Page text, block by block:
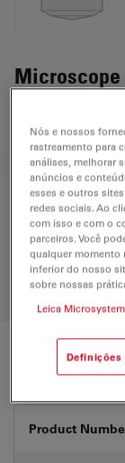
Microscope
Technical
Product
Nós e nossos
rastreamento para
análises, melhorar
anúncios e
esses e outros
redes sociais. Ao
com isso e com o
parceiros. Você
qualquer momento
inferior do nosso
sobre nossas
Leica
Definições